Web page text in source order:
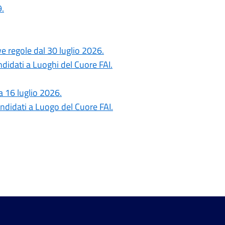
regole dal 30 luglio 2026.
a Luoghi del Cuore FAI.
16 luglio 2026.
a Luogo del Cuore FAI.